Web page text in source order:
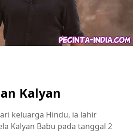
Kalyan
keluarga Hindu, ia lahir
Kalyan Babu pada tanggal 2